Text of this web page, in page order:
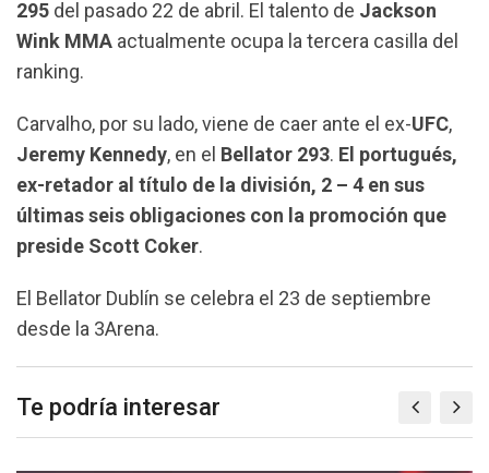
295 del pasado 22 de abril. El talento de Jackson
Wink MMA actualmente ocupa la tercera casilla del
ranking.
Carvalho, por su lado, viene de caer ante el ex-UFC,
Jeremy Kennedy, en el Bellator 293. El portugués,
ex-retador al título de la división, 2 – 4 en sus
últimas seis obligaciones con la promoción que
preside Scott Coker.
El Bellator Dublín se celebra el 23 de septiembre
desde la 3Arena.
Te podría interesar